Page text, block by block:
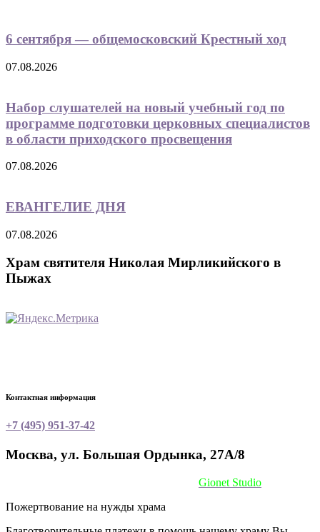
6 сентября — общемосковский Крестный ход
07.08.2026
Набор слушателей на новый учебный год по
программе подготовки церковных специалистов
в области приходского просвещения
07.08.2026
ЕВАНГЕЛИЕ ДНЯ
07.08.2026
Храм святителя Николая Мирликийского в
Пыжах
Контактная информация
+7 (495) 951-37-42
Москва, ул. Большая Ордынка, 27А/8
Gionet Studio
Пожертвование на нужды храма